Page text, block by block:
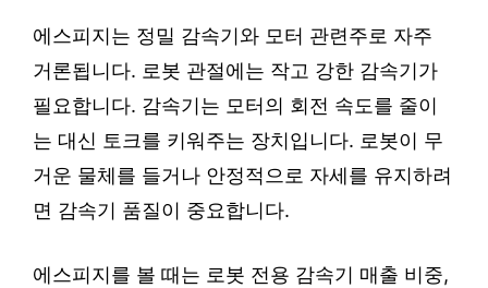
에스피지는 정밀 감속기와 모터 관련주로 자주
거론됩니다. 로봇 관절에는 작고 강한 감속기가
필요합니다. 감속기는 모터의 회전 속도를 줄이
는 대신 토크를 키워주는 장치입니다. 로봇이 무
거운 물체를 들거나 안정적으로 자세를 유지하려
면 감속기 품질이 중요합니다.
에스피지를 볼 때는 로봇 전용 감속기 매출 비중,